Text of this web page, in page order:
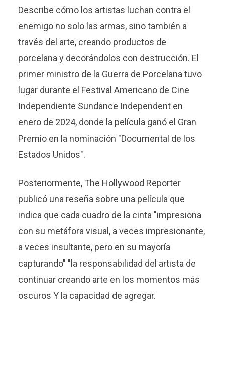
Describe cómo los artistas luchan contra el
enemigo no solo las armas, sino también a
través del arte, creando productos de
porcelana y decorándolos con destrucción. El
primer ministro de la Guerra de Porcelana tuvo
lugar durante el Festival Americano de Cine
Independiente Sundance Independent en
enero de 2024, donde la película ganó el Gran
Premio en la nominación "Documental de los
Estados Unidos".
Posteriormente, The Hollywood Reporter
publicó una reseña sobre una película que
indica que cada cuadro de la cinta "impresiona
con su metáfora visual, a veces impresionante,
a veces insultante, pero en su mayoría
capturando" "la responsabilidad del artista de
continuar creando arte en los momentos más
oscuros Y la capacidad de agregar.